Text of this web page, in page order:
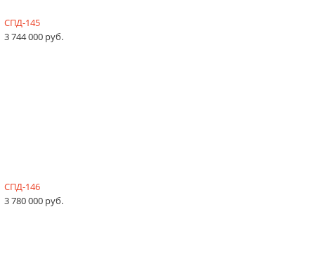
СПД-145
3 744 000 руб.
СПД-146
3 780 000 руб.